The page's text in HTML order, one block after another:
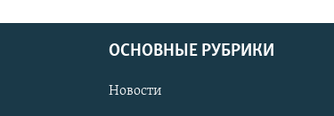
ОСНОВНЫЕ РУБРИКИ
Новости